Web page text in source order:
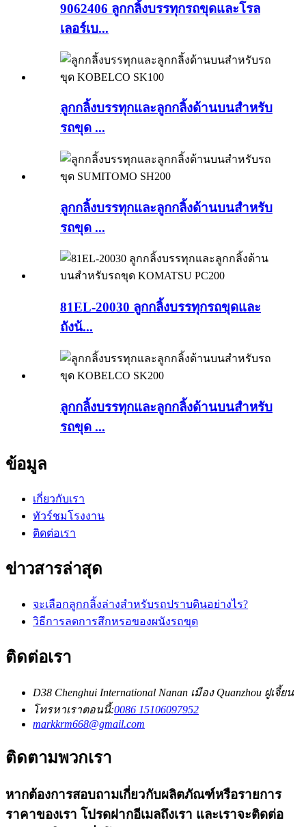
9062406 ลูกกลิ้งบรรทุกรถขุดและโรล
เลอร์เบ...
ลูกกลิ้งบรรทุกและลูกกลิ้งด้านบนสำหรับ
รถขุด ...
ลูกกลิ้งบรรทุกและลูกกลิ้งด้านบนสำหรับ
รถขุด ...
81EL-20030 ลูกกลิ้งบรรทุกรถขุดและ
ถังน้...
ลูกกลิ้งบรรทุกและลูกกลิ้งด้านบนสำหรับ
รถขุด ...
ข้อมูล
เกี่ยวกับเรา
ทัวร์ชมโรงงาน
ติดต่อเรา
ข่าวสารล่าสุด
จะเลือกลูกกลิ้งล่างสำหรับรถปราบดินอย่างไร?
วิธีการลดการสึกหรอของผนังรถขุด
ติดต่อเรา
D38 Chenghui International Nanan เมือง Quanzhou ฝูเจี้ยน
โทรหาเราตอนนี้:0086 15106097952
markkrm668@gmail.com
ติดตามพวกเรา
หากต้องการสอบถามเกี่ยวกับผลิตภัณฑ์หรือรายการ
ราคาของเรา โปรดฝากอีเมลถึงเรา และเราจะติดต่อ